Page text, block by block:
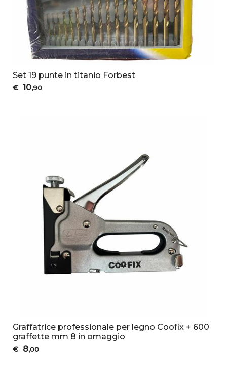
Set 19 punte in titanio Forbest
€ 10,90
Graffatrice professionale per legno Coofix + 600
graffette mm 8 in omaggio
€ 8,00